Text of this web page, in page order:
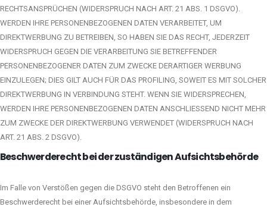
RECHTSANSPRÜCHEN (WIDERSPRUCH NACH ART. 21 ABS. 1 DSGVO).
WERDEN IHRE PERSONENBEZOGENEN DATEN VERARBEITET, UM
DIREKTWERBUNG ZU BETREIBEN, SO HABEN SIE DAS RECHT, JEDERZEIT
WIDERSPRUCH GEGEN DIE VERARBEITUNG SIE BETREFFENDER
PERSONENBEZOGENER DATEN ZUM ZWECKE DERARTIGER WERBUNG
EINZULEGEN; DIES GILT AUCH FÜR DAS PROFILING, SOWEIT ES MIT SOLCHER
DIREKTWERBUNG IN VERBINDUNG STEHT. WENN SIE WIDERSPRECHEN,
WERDEN IHRE PERSONENBEZOGENEN DATEN ANSCHLIESSEND NICHT MEHR
ZUM ZWECKE DER DIREKTWERBUNG VERWENDET (WIDERSPRUCH NACH
ART. 21 ABS. 2 DSGVO).
Beschwerde­recht bei der zuständigen Aufsichts­behörde
Im Falle von Verstößen gegen die DSGVO steht den Betroffenen ein
Beschwerderecht bei einer Aufsichtsbehörde, insbesondere in dem